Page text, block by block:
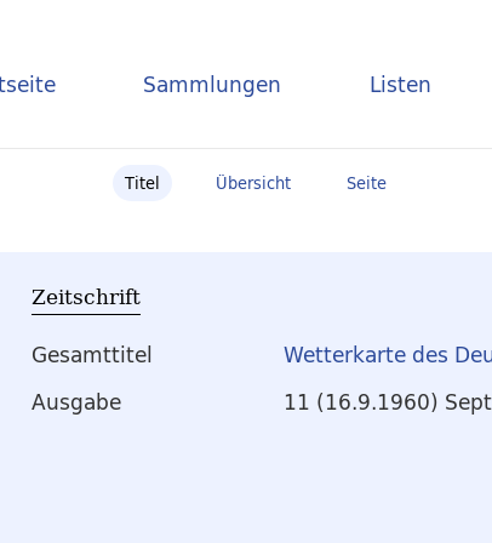
Sammlungen Listen
Titel Übersicht Seite
Zeitschrift
Gesamttitel
Wetterkarte des
Ausgabe
11 (16.9.1960)